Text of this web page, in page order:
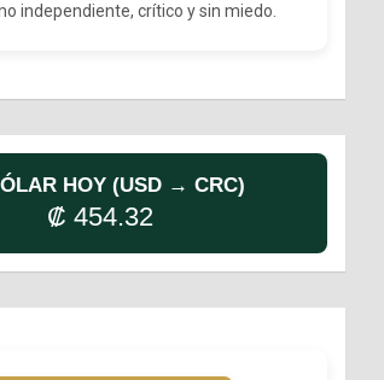
independiente, crítico y sin miedo.
HOY (USD → CRC)
₡ 454.32